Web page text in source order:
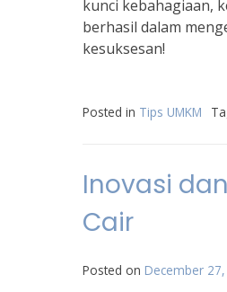
kunci kebahagiaan,
berhasil dalam
kesuksesan!
Posted in Tips UMKM
Inovasi
Cair
Posted on December